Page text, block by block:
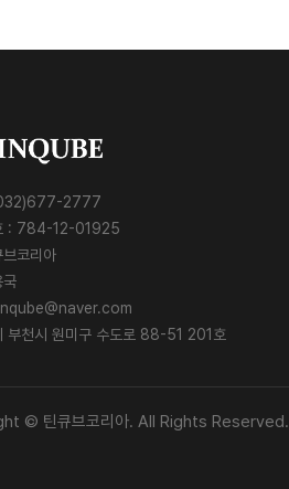
032)677-2777
: 784-12-01925
코리아
국
부천시 원미구 수도로 88-51 201호
© 틴큐브코리아. All Rights Reserved.